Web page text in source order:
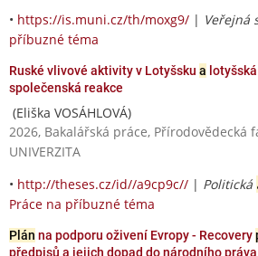
• https://is.muni.cz/th/moxg9/ | Veřejná
příbuzné téma
Ruské vlivové aktivity v Lotyšsku a
společenská reakce
(Eliška VOSÁHLOVÁ)
2026, Bakalářská práce, Přírodovědecká
UNIVERZITA
• http://theses.cz/id//a9cp9c// | Politická
Práce na příbuzné téma
Plán na podporu oživení Evropy - Recovery
předpisů a jejich dopad do národního práva